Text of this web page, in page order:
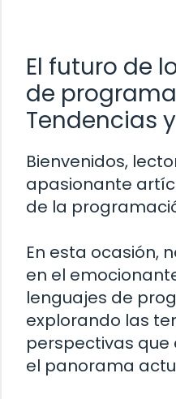
El futuro de
de
Tendencias
Bienvenidos,
apasionante
de la
En esta ocasión,
en el
lenguajes de
explorando las
perspectivas
el panorama